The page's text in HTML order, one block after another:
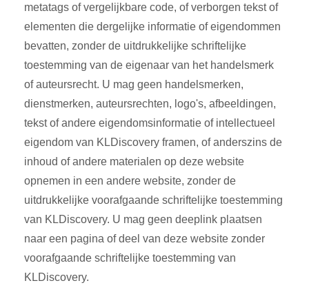
metatags of vergelijkbare code, of verborgen tekst of
elementen die dergelijke informatie of eigendommen
bevatten, zonder de uitdrukkelijke schriftelijke
toestemming van de eigenaar van het handelsmerk
of auteursrecht. U mag geen handelsmerken,
dienstmerken, auteursrechten, logo's, afbeeldingen,
tekst of andere eigendomsinformatie of intellectueel
eigendom van KLDiscovery framen, of anderszins de
inhoud of andere materialen op deze website
opnemen in een andere website, zonder de
uitdrukkelijke voorafgaande schriftelijke toestemming
van KLDiscovery. U mag geen deeplink plaatsen
naar een pagina of deel van deze website zonder
voorafgaande schriftelijke toestemming van
KLDiscovery.